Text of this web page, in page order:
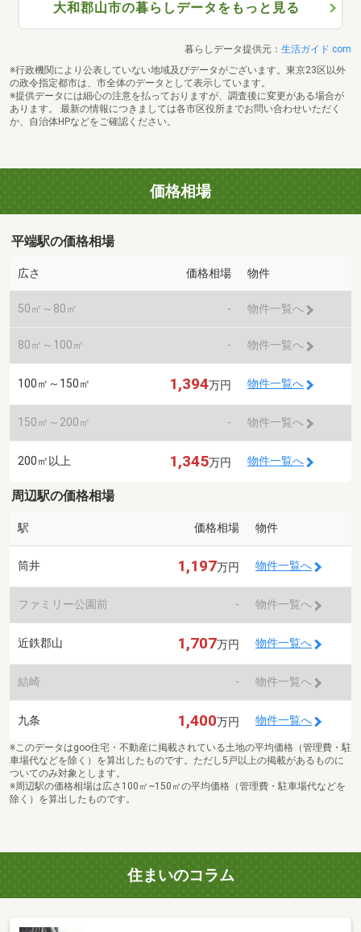
大和郡山市の暮らしデータをもっと見る
暮らしデータ提供元： 生活ガイド.com
※行政機関により公表していない地域及びデータがございます。東京23区以外
の政令指定都市は、市全体のデータとして表示しています。
※提供データには細心の注意を払っておりますが、調査後に変更がある場合が
あります。 最新の情報につきましては各市区役所までお問い合わせいただく
か、自治体HPなどをご確認ください。
価格相場
平端駅の価格相場
広さ 価格相場 物件
50㎡～80㎡ - 物件一覧へ
80㎡～100㎡ - 物件一覧へ
100㎡～150㎡ 1,394万円 物件一覧へ
150㎡～200㎡ - 物件一覧へ
200㎡以上 1,345万円 物件一覧へ
周辺駅の価格相場
駅 価格相場 物件
筒井 1,197万円 物件一覧へ
ファミリー公園前 - 物件一覧へ
近鉄郡山 1,707万円 物件一覧へ
結崎 - 物件一覧へ
九条 1,400万円 物件一覧へ
※このデータはgoo住宅・不動産に掲載されている土地の平均価格（管理費・駐
車場代などを除く）を算出したものです。ただし5戸以上の掲載があるものに
ついてのみ対象とします。
※周辺駅の価格相場は広さ100㎡~150㎡の平均価格（管理費・駐車場代などを
除く）を算出したものです。
住まいのコラム